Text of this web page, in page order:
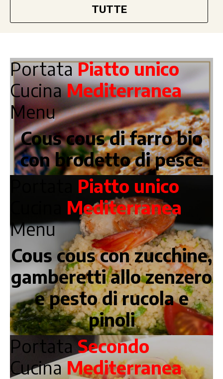
TUTTE
PortataPiatto unico
CucinaMediterranea
Menu
Cous cous di farro bio
con brodetto di pesce
Piatto unico
Mediterranea
Menu
Cous cous con zucchine,
gamberetti allo zenzero
e pesto di rucola e
pinoli
PortataSecondo
CucinaMediterranea